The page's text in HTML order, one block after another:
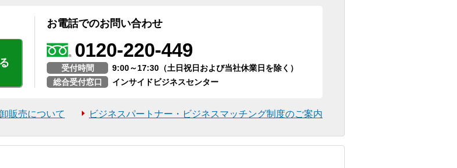
お電話でのお問い合わせ
0120-220-449
受付時間
9:00～17:30（土日祝日および当社休業日を除く）
総合受付窓口
インサイドビジネスセンター
卸販売について ビジネスパートナー・ビジネスマッチング制度のご案内